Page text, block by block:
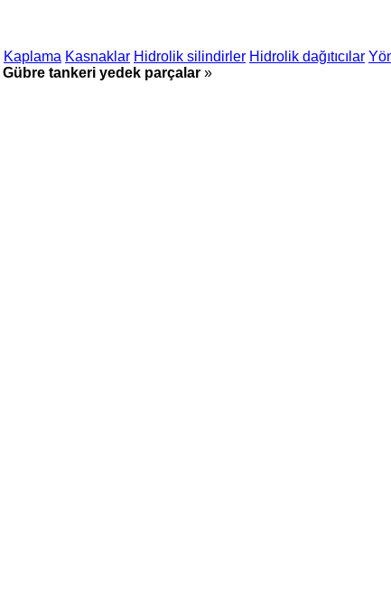
Kaplama Kasnaklar Hidrolik silindirler Hidrolik dağıtıcılar
Gübre tankeri yedek parçalar »